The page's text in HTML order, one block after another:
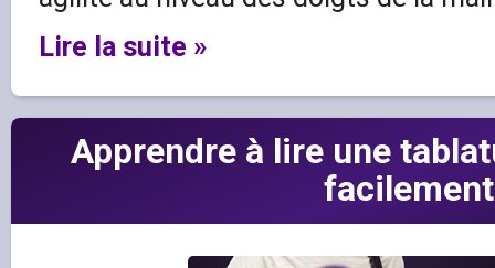
Lire la suite »
Apprendre à lire une
facilement